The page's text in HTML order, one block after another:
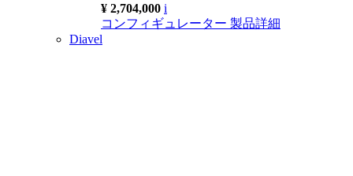
¥ 2,704,000 i
コンフィギュレーター 製品詳細
Diavel